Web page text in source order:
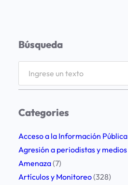
Búsqueda
r
h
Categories
Acceso a la Información Pública
Agresión a periodistas y medios
Amenaza(7)
Artículos y Monitoreo(328)